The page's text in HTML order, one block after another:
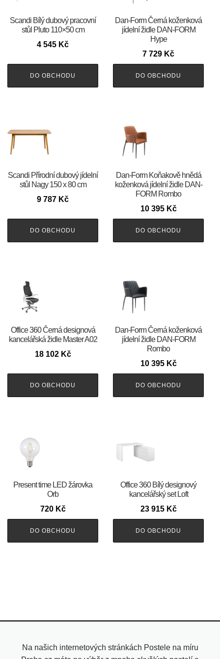
Scandi Bílý dubový pracovní
stůl Pluto 110×50 cm
4 545 Kč
DO OBCHODU
​​​​​Dan-Form Černá koženková
jídelní židle DAN-FORM
Hype
7 729 Kč
DO OBCHODU
Scandi Přírodní dubový jídelní
stůl Nagy 150 x 80 cm
9 787 Kč
DO OBCHODU
​​​​​Dan-Form Koňakově hnědá
koženková jídelní židle DAN-
FORM Rombo
10 395 Kč
DO OBCHODU
Office 360 Černá designová
kancelářská židle Master A02
18 102 Kč
DO OBCHODU
​​​​​Dan-Form Černá koženková
jídelní židle DAN-FORM
Rombo
10 395 Kč
DO OBCHODU
Present time LED žárovka
Orb
720 Kč
DO OBCHODU
Office 360 Bílý designový
kancelářský set Loft
23 915 Kč
DO OBCHODU
Na našich internetových stránkách Postele na míru